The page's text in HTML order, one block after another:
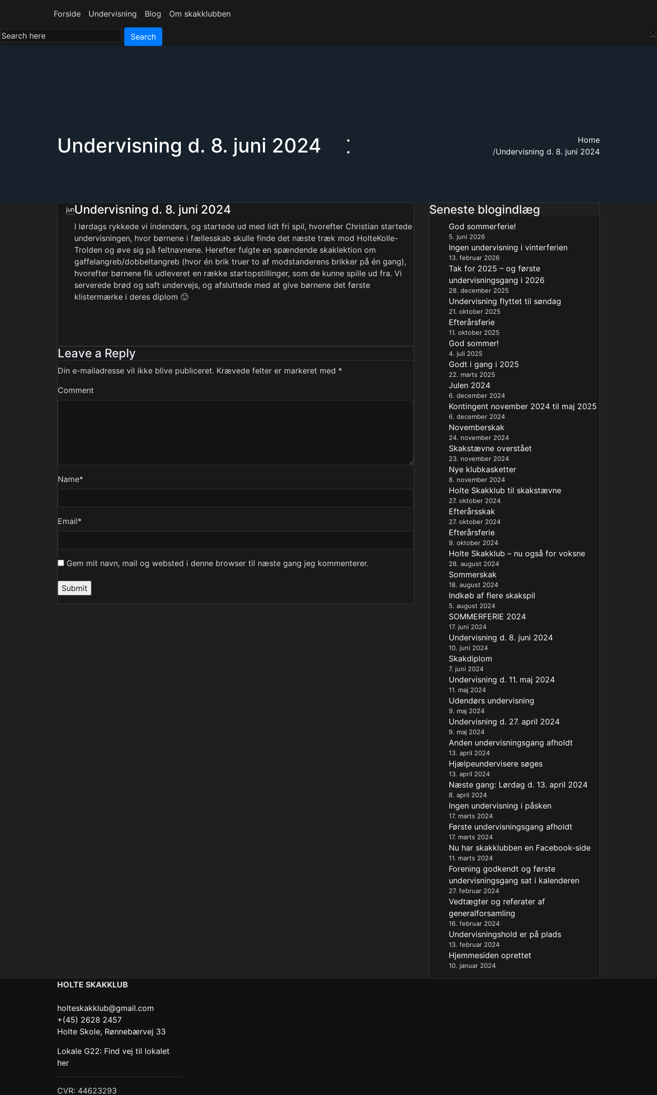
Forside Undervisning Blog Om skakklubben
×
Search
Undervisning d. 8. juni 2024
Home
Undervisning d. 8. juni 2024
junUndervisning d. 8. juni 2024
I lørdags rykkede vi indendørs, og startede ud med lidt fri spil, hvorefter Christian startede
undervisningen, hvor børnene i fællesskab skulle finde det næste træk mod HolteKolle-
Trolden og øve sig på feltnavnene. Herefter fulgte en spændende skaklektion om
gaffelangreb/dobbeltangreb (hvor én brik truer to af modstanderens brikker på én gang),
hvorefter børnene fik udleveret en række startopstillinger, som de kunne spille ud fra. Vi
serverede brød og saft undervejs, og afsluttede med at give børnene det første
klistermærke i deres diplom 🙂
Leave a Reply
Din e-mailadresse vil ikke blive publiceret. Krævede felter er markeret med *
Comment
Name*
Email*
Gem mit navn, mail og websted i denne browser til næste gang jeg kommenterer.
Seneste blogindlæg
God sommerferie!
5. juni 2026
Ingen undervisning i vinterferien
13. februar 2026
Tak for 2025 – og første
undervisningsgang i 2026
28. december 2025
Undervisning flyttet til søndag
21. oktober 2025
Efterårsferie
11. oktober 2025
God sommer!
4. juli 2025
Godt i gang i 2025
22. marts 2025
Julen 2024
6. december 2024
Kontingent november 2024 til maj 2025
6. december 2024
Novemberskak
24. november 2024
Skakstævne overstået
23. november 2024
Nye klubkasketter
8. november 2024
Holte Skakklub til skakstævne
27. oktober 2024
Efterårsskak
27. oktober 2024
Efterårsferie
9. oktober 2024
Holte Skakklub – nu også for voksne
28. august 2024
Sommerskak
18. august 2024
Indkøb af flere skakspil
5. august 2024
SOMMERFERIE 2024
17. juni 2024
Undervisning d. 8. juni 2024
10. juni 2024
Skakdiplom
7. juni 2024
Undervisning d. 11. maj 2024
11. maj 2024
Udendørs undervisning
9. maj 2024
Undervisning d. 27. april 2024
9. maj 2024
Anden undervisningsgang afholdt
13. april 2024
Hjælpeundervisere søges
13. april 2024
Næste gang: Lørdag d. 13. april 2024
8. april 2024
Ingen undervisning i påsken
17. marts 2024
Første undervisningsgang afholdt
17. marts 2024
Nu har skakklubben en Facebook-side
11. marts 2024
Forening godkendt og første
undervisningsgang sat i kalenderen
27. februar 2024
Vedtægter og referater af
generalforsamling
16. februar 2024
Undervisningshold er på plads
13. februar 2024
Hjemmesiden oprettet
10. januar 2024
HOLTE SKAKKLUB
holteskakklub@gmail.com
+(45) 2628 2457
Holte Skole, Rønnebærvej 33
Lokale G22: Find vej til lokalet
her
CVR: 44623293